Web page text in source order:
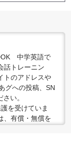
中学英語で
話トレーニン
トのアドレスや
グへの投稿、SN
い。
を受けていま
、有償・無償を